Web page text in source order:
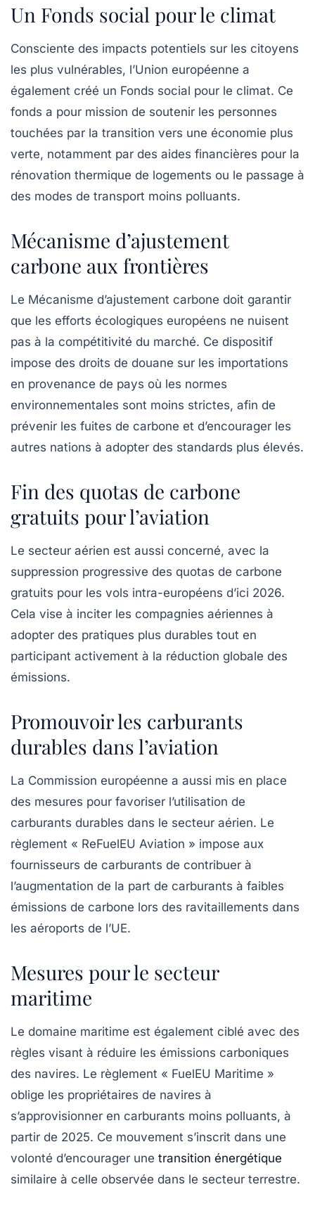
Un Fonds social pour le climat
Consciente des impacts potentiels sur les citoyens
les plus vulnérables, l’Union européenne a
également créé un Fonds social pour le climat. Ce
fonds a pour mission de soutenir les personnes
touchées par la transition vers une économie plus
verte, notamment par des aides financières pour la
rénovation thermique de logements ou le passage à
des modes de transport moins polluants.
Mécanisme d’ajustement
carbone aux frontières
Le Mécanisme d’ajustement carbone doit garantir
que les efforts écologiques européens ne nuisent
pas à la compétitivité du marché. Ce dispositif
impose des droits de douane sur les importations
en provenance de pays où les normes
environnementales sont moins strictes, afin de
prévenir les fuites de carbone et d’encourager les
autres nations à adopter des standards plus élevés.
Fin des quotas de carbone
gratuits pour l’aviation
Le secteur aérien est aussi concerné, avec la
suppression progressive des quotas de carbone
gratuits pour les vols intra-européens d’ici 2026.
Cela vise à inciter les compagnies aériennes à
adopter des pratiques plus durables tout en
participant activement à la réduction globale des
émissions.
Promouvoir les carburants
durables dans l’aviation
La Commission européenne a aussi mis en place
des mesures pour favoriser l’utilisation de
carburants durables dans le secteur aérien. Le
règlement « ReFuelEU Aviation » impose aux
fournisseurs de carburants de contribuer à
l’augmentation de la part de carburants à faibles
émissions de carbone lors des ravitaillements dans
les aéroports de l’UE.
Mesures pour le secteur
maritime
Le domaine maritime est également ciblé avec des
règles visant à réduire les émissions carboniques
des navires. Le règlement « FuelEU Maritime »
oblige les propriétaires de navires à
s’approvisionner en carburants moins polluants, à
partir de 2025. Ce mouvement s’inscrit dans une
volonté d’encourager une transition énergétique
similaire à celle observée dans le secteur terrestre.